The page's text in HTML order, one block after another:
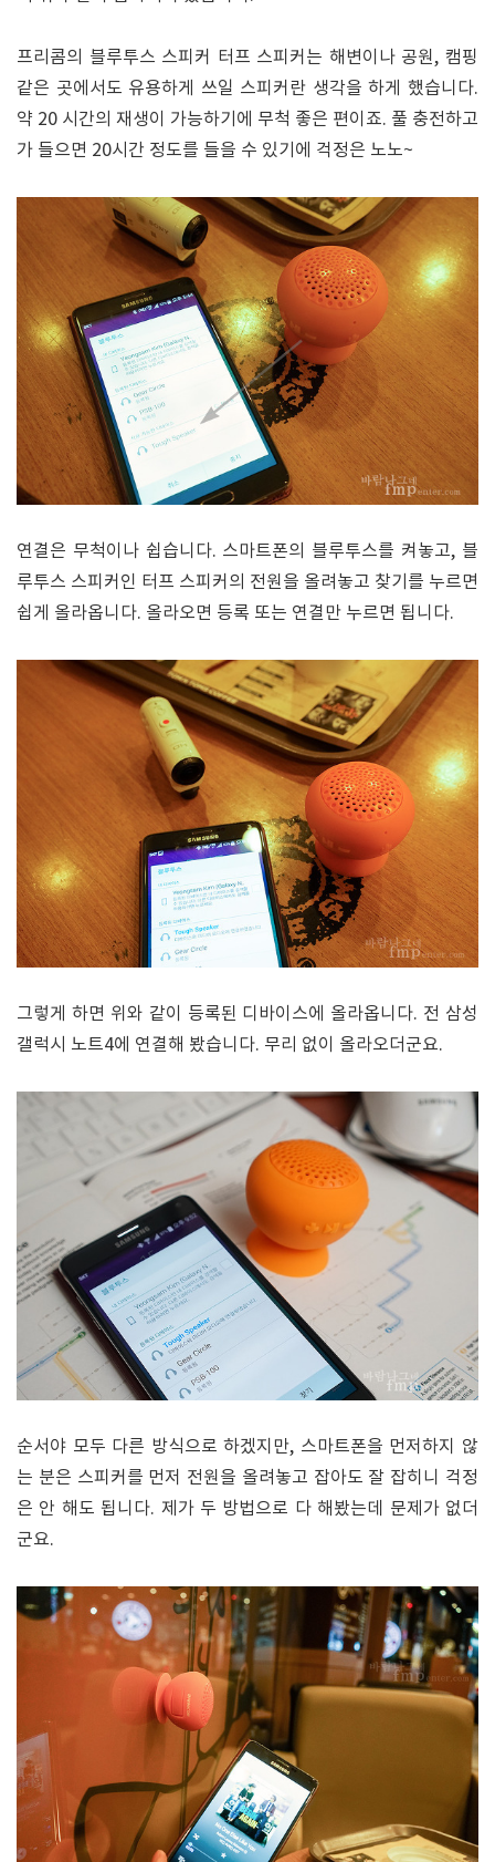
프리콤의 블루투스 스피커 터프 스피커는 해변이나 공원, 캠핑
같은 곳에서도 유용하게 쓰일 스피커란 생각을 하게 했습니다.
약 20 시간의 재생이 가능하기에 무척 좋은 편이죠. 풀 충전하고
가 들으면 20시간 정도를 들을 수 있기에 걱정은 노노~
연결은 무척이나 쉽습니다. 스마트폰의 블루투스를 켜놓고, 블
루투스 스피커인 터프 스피커의 전원을 올려놓고 찾기를 누르면
쉽게 올라옵니다. 올라오면 등록 또는 연결만 누르면 됩니다.
그렇게 하면 위와 같이 등록된 디바이스에 올라옵니다. 전 삼성
갤럭시 노트4에 연결해 봤습니다. 무리 없이 올라오더군요.
순서야 모두 다른 방식으로 하겠지만, 스마트폰을 먼저하지 않
는 분은 스피커를 먼저 전원을 올려놓고 잡아도 잘 잡히니 걱정
은 안 해도 됩니다. 제가 두 방법으로 다 해봤는데 문제가 없더
군요.